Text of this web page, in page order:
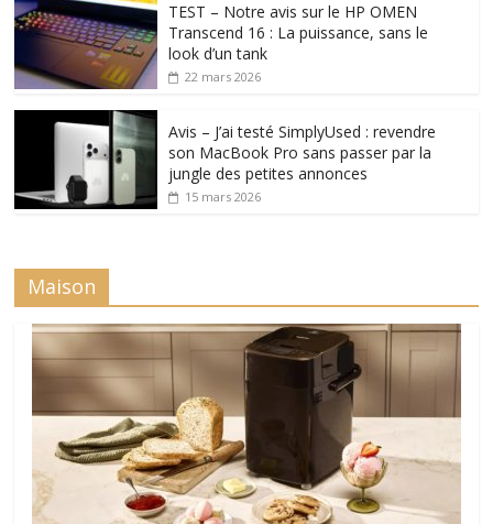
TEST – Notre avis sur le HP OMEN
Transcend 16 : La puissance, sans le
look d’un tank
22 mars 2026
Avis – J’ai testé SimplyUsed : revendre
son MacBook Pro sans passer par la
jungle des petites annonces
15 mars 2026
Maison